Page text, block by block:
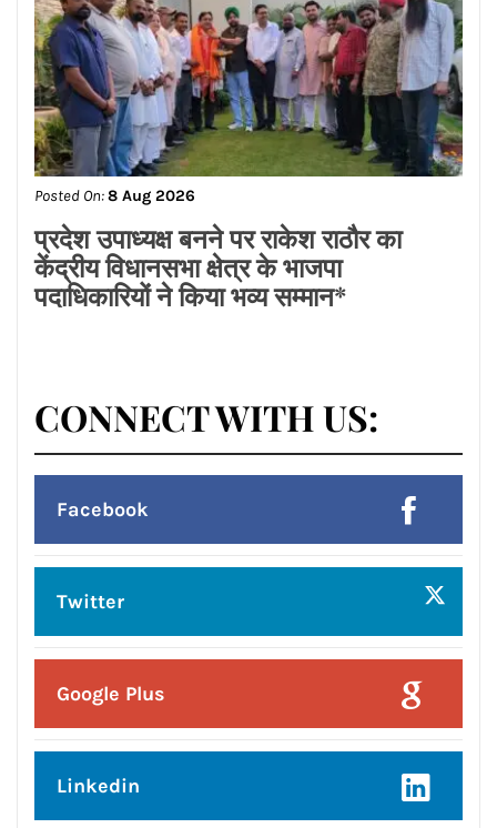
Posted On:8 Aug 2026
लायंस क्लब जालंधर’ ने लायंस भवन में मनाया
भव्य तीज महोत्सव*
Posted On:8 Aug 2026
प्रदेश उपाध्यक्ष बनने पर राकेश राठौर का
केंद्रीय विधानसभा क्षेत्र के भाजपा
पदाधिकारियों ने किया भव्य सम्मान*
CONNECT WITH US:
Facebook